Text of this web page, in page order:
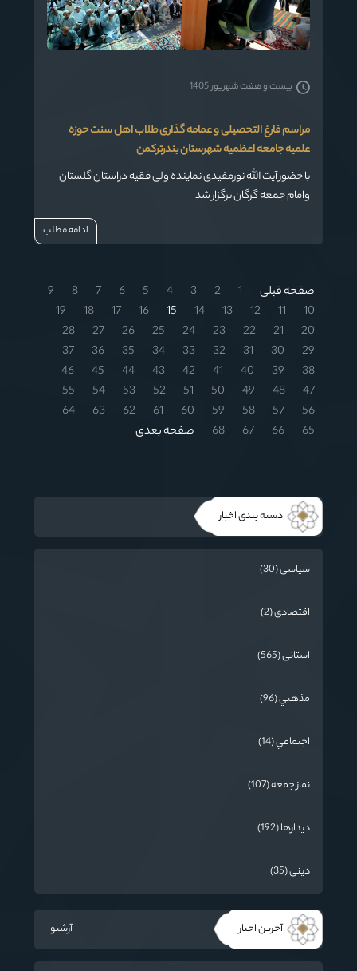
مراسم فارغ التحصیلی و عمامه گذاری طلاب اهل سنت حوزه
علمیه جامعه اعظمیه شهرستان بندرترکمن
با حضور آیت الله نورمفیدی نماینده ولی فقیه دراستان گلستان
وامام جمعه گرگان برگزار شد
بیست و هفت شهریور 1405
ادامه مطلب
صفحه قبلی 1
2
3
4
5
6
7
8
9
10
11
12
13
14
15
16
17
18
19
20
21
22
23
24
25
26
27
28
29
30
31
32
33
34
35
36
37
38
39
40
41
42
43
44
45
46
47
48
49
50
51
52
53
54
55
56
57
58
59
60
61
62
63
64
65
66
67
68 صفحه بعدی
دسته بندی اخبار
سیاسی (30)
اقتصادی (2)
استانی (565)
مذهبي (96)
اجتماعي (14)
نماز جمعه (107)
دیدارها (192)
دینی (35)
آخرین اخبار آرشیو